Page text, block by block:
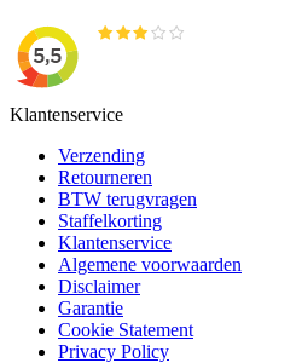
Klantenservice
Verzending
Retourneren
BTW terugvragen
Staffelkorting
Klantenservice
Algemene voorwaarden
Disclaimer
Garantie
Cookie Statement
Privacy Policy